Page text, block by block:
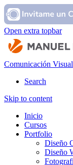
Open extra topbar
Comunicación Visual
Search
Skip to content
Inicio
Cursos
Portfolio
Diseño
Diseño